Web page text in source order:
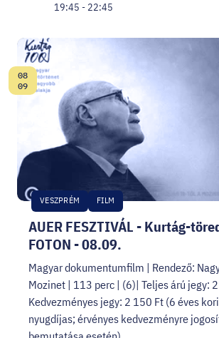
19:45 - 22:45
AUER FESZTIVÁL - Kurtág-
FOTON - 08.09.
VESZPRÉM FILM
Dátum:
08
09
Magyar dokumentumfilm | Rendező:
Mozinet | 113 perc | (6)| Teljes árú jegy:
Kedvezményes jegy: 2 150 Ft (6 éves
nyugdíjas; érvényes kedvezményre